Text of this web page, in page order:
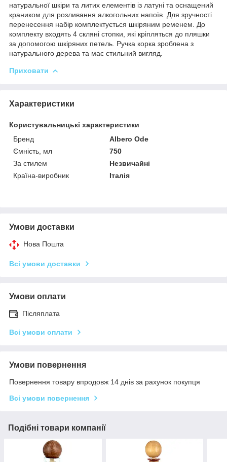
натуральної шкіри та литих елементів із латуні та оснащений
краником для розливання алкогольних напоїв. Для зручності
перенесення набір комплектується шкіряним ременем. До
комплекту входять 4 скляні стопки, які кріпляться до пляшки
за допомогою шкіряних петель. Ручка корка зроблена з
натурального дерева та має стильний вигляд.
Приховати
Характеристики
Користувальницькі характеристики
Бренд
Albero Ode
Ємність, мл
750
За стилем
Незвичайні
Країна-виробник
Італія
Умови доставки
Нова Пошта
Всі умови доставки
Умови оплати
Післяплата
Всі умови оплати
Умови повернення
Повернення товару впродовж 14 днів за рахунок покупця
Всі умови повернення
Подібні товари компанії